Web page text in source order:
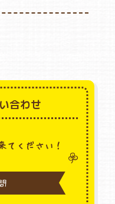
合わせ
てください！